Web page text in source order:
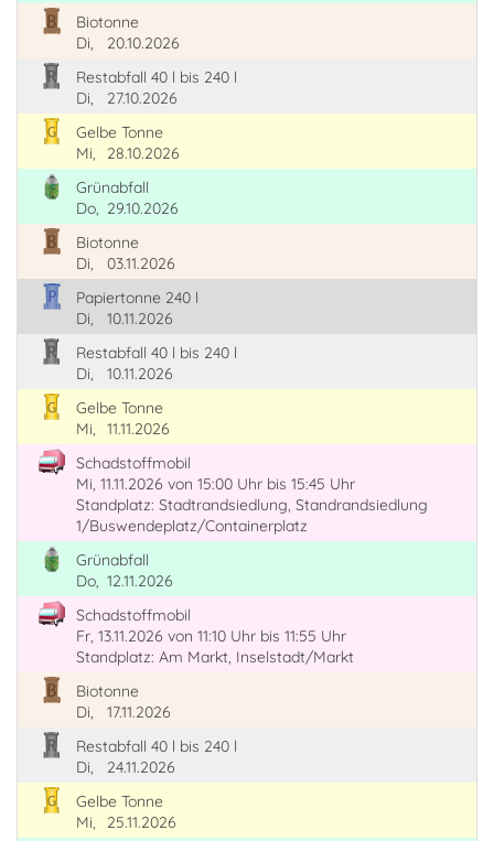
Biotonne
Di,
20.10.2026
Restabfall 40 l bis 240 l
Di,
27.10.2026
Gelbe Tonne
Mi,
28.10.2026
Grünabfall
Do, 29.10.2026
Biotonne
Di,
03.11.2026
Papiertonne 240 l
Di,
10.11.2026
Restabfall 40 l bis 240 l
Di,
10.11.2026
Gelbe Tonne
Mi,
11.11.2026
Schadstoffmobil
Mi, 11.11.2026 von 15:00 Uhr bis 15:45 Uhr
Standplatz: Stadtrandsiedlung, Standrandsiedlung
1/Buswendeplatz/Containerplatz
Grünabfall
Do, 12.11.2026
Schadstoffmobil
Fr, 13.11.2026 von 11:10 Uhr bis 11:55 Uhr
Standplatz: Am Markt, Inselstadt/Markt
Biotonne
Di,
17.11.2026
Restabfall 40 l bis 240 l
Di,
24.11.2026
Gelbe Tonne
Mi,
25.11.2026